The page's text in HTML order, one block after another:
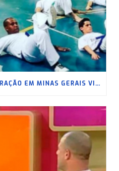
KRAV MAGÁ: NOVA FEDERAÇÃO EM MINAS GERAIS VISA LEVAR A PRÁTICA A UM NOVO CENÁRIO